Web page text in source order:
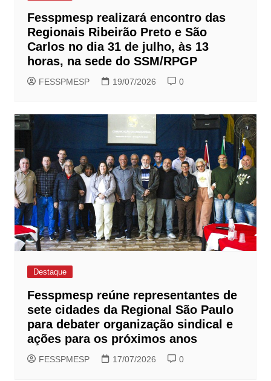
Fesspmesp realizará encontro das
Regionais Ribeirão Preto e São
Carlos no dia 31 de julho, às 13
horas, na sede do SSM/RPGP
FESSPMESP 19/07/2026 0
Destaque
Fesspmesp reúne representantes de
sete cidades da Regional São Paulo
para debater organização sindical e
ações para os próximos anos
FESSPMESP 17/07/2026 0